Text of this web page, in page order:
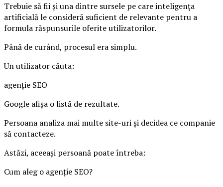
Trebuie să fii și una dintre sursele pe care inteligența
artificială le consideră suficient de relevante pentru a
formula răspunsurile oferite utilizatorilor.
Până de curând, procesul era simplu.
Un utilizator căuta:
agenție SEO
Google afișa o listă de rezultate.
Persoana analiza mai multe site-uri și decidea ce companie
să contacteze.
Astăzi, aceeași persoană poate întreba:
Cum aleg o agenție SEO?